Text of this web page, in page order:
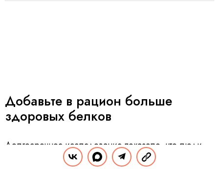
Добавьте в рацион больше
здоровых белков
Долгосрочное исследование показало, что люди,
потреблявшие больше белка, имели более низкий